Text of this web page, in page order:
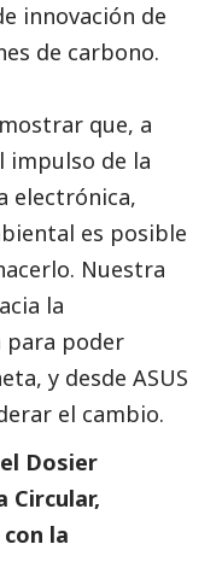
innovación de
de carbono.
que, a
impulso de la
electrónica,
es posible
Nuestra
la
para poder
y desde ASUS
el cambio.
Dosier
Circular,
la